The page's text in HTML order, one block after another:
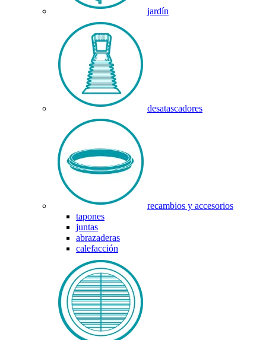
jardín
desatascadores
recambios y accesorios
tapones
juntas
abrazaderas
calefacción